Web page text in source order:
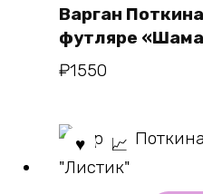
Варган
футляре
₽1550